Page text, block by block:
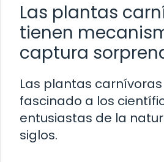
Las plantas
tienen
captura
Las plantas
fascinado a los
entusiastas de la
siglos.